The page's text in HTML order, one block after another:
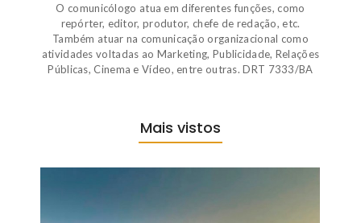
O comunicólogo atua em diferentes funções, como
repórter, editor, produtor, chefe de redação, etc.
Também atuar na comunicação organizacional como
atividades voltadas ao Marketing, Publicidade, Relações
Públicas, Cinema e Vídeo, entre outras. DRT 7333/BA
Mais vistos